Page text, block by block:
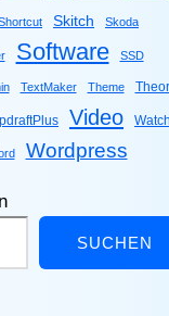
Skitch Skoda
Software SSD
TextMaker Theme
Video
Wordpress
SUCHEN